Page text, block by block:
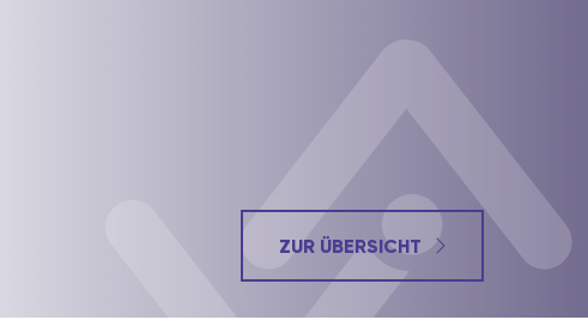
ZUR ÜBERSICHT